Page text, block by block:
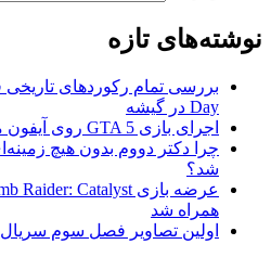
نوشته‌های تازه
Day در گیشه
اجرای بازی GTA 5 روی آیفون ممکن شد!
شد؟
همراه شد
اولین تصاویر فصل سوم سریال Fallout | شروع فیلم‌برداری